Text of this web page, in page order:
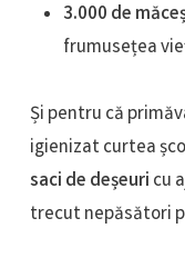
3.000 de
frumusețea
Și pentru că
igienizat curtea
saci de deșeuri cu
trecut nepăsători